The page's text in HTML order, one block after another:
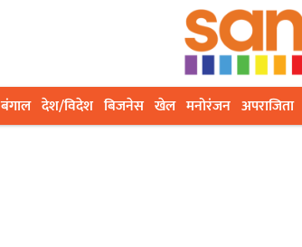
बंगाल देश/विदेश बिजनेस खेल मनोरंजन अपराजिता